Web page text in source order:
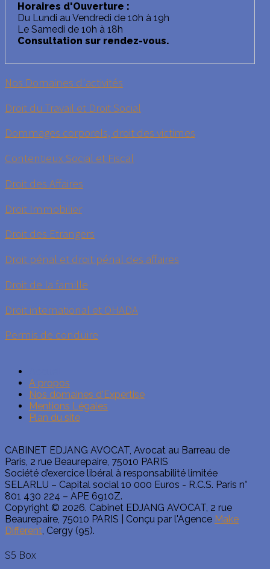
Horaires d'Ouverture :
Du Lundi au Vendredi de 10h à 19h
Le Samedi de 10h à 18h
Consultation sur rendez-vous.
Nos Domaines d'activités
Droit du Travail et Droit Social
Dommages corporels, droit des victimes
Contentieux Social et Fiscal
Droit des Affaires
Droit Immobilier
Droit des Etrangers
Droit pénal et droit pénal des affaires
Droit de la famille
Droit international et OHADA
Permis de conduire
A propos
Nos domaines d'Expertise
Mentions Légales
Plan du site
CABINET EDJANG AVOCAT, Avocat au Barreau de
Paris, 2 rue Beaurepaire, 75010 PARIS
Société d’exercice libéral à responsabilité limitée
SELARLU – Capital social 10 000 Euros - R.C.S. Paris n°
801 430 224 – APE 6910Z.
Copyright © 2026. Cabinet EDJANG AVOCAT, 2 rue
Beaurepaire, 75010 PARIS | Conçu par l'Agence Make
Different, Cergy (95).
S5 Box